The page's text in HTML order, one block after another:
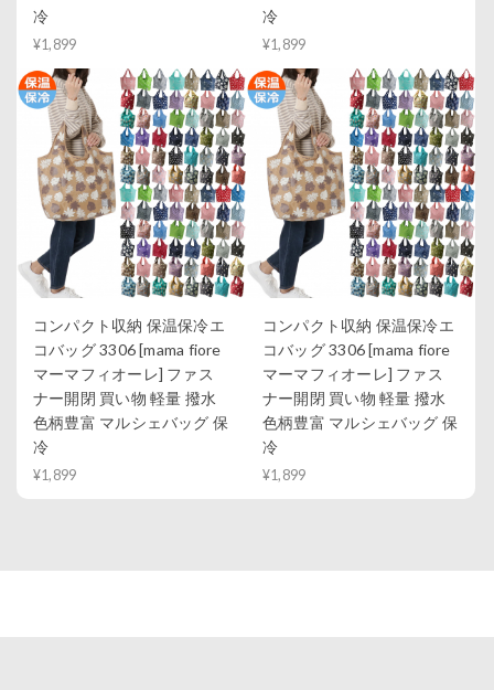
冷
¥1,899
冷
¥1,899
コンパクト収納 保温保冷エ
コバッグ 3306 [mama fiore
マーマフィオーレ] ファス
ナー開閉 買い物 軽量 撥水
色柄豊富 マルシェバッグ 保
冷
¥1,899
コンパクト収納 保温保冷エ
コバッグ 3306 [mama fiore
マーマフィオーレ] ファス
ナー開閉 買い物 軽量 撥水
色柄豊富 マルシェバッグ 保
冷
¥1,899